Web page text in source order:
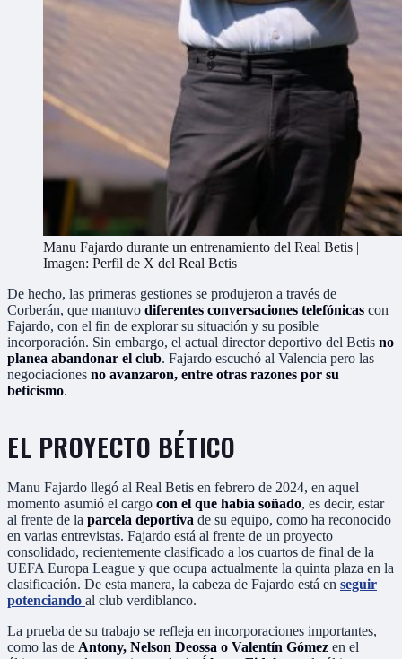
Manu Fajardo durante un entrenamiento del Real Betis |
Imagen: Perfil de X del Real Betis
De hecho, las primeras gestiones se produjeron a través de
Corberán, que mantuvo diferentes conversaciones telefónicas con
Fajardo, con el fin de explorar su situación y su posible
incorporación. Sin embargo, el actual director deportivo del Betis no
planea abandonar el club. Fajardo escuchó al Valencia pero las
negociaciones no avanzaron, entre otras razones por su
beticismo.
EL PROYECTO BÉTICO
Manu Fajardo llegó al Real Betis en febrero de 2024, en aquel
momento asumió el cargo con el que había soñado, es decir, estar
al frente de la parcela deportiva de su equipo, como ha reconocido
en varias entrevistas. Fajardo está al frente de un proyecto
consolidado, recientemente clasificado a los cuartos de final de la
UEFA Europa League y que ocupa actualmente la quinta plaza en la
clasificación. De esta manera, la cabeza de Fajardo está en seguir
potenciando al club verdiblanco.
La prueba de su trabajo se refleja en incorporaciones importantes,
como las de Antony, Nelson Deossa o Valentín Gómez en el